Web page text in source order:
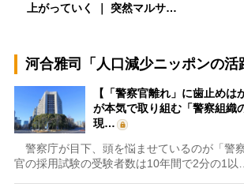
上がっていく ｜ 突然マルサ…
河合雅司「人口減少ニッポンの活
【「警察官離れ」に歯止めは
が本気で取り組む「警察組
現…
警察庁が目下、頭を悩ませているのが「警
官の採用試験の受験者数は10年間で2分の1以…